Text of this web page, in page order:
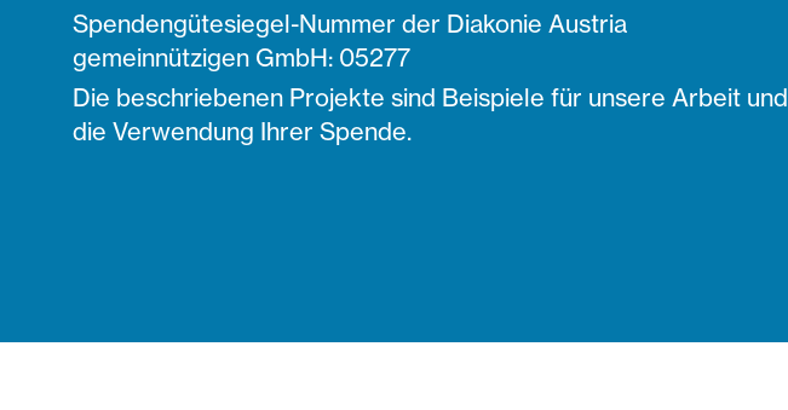
Spendengütesiegel-Nummer der Diakonie Austria
gemeinnützigen GmbH: 05277
Die beschriebenen Projekte sind Beispiele für unsere Arbeit und
die Verwendung Ihrer Spende.